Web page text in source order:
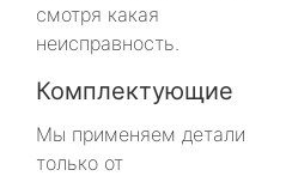
смотря какая
неисправность.
Комплектующие
Мы применяем детали
только от